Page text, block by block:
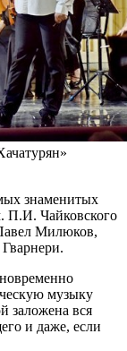
знаменитых
П.И. Чайковского
Милюков,
музыку
заложена вся
и даже, если